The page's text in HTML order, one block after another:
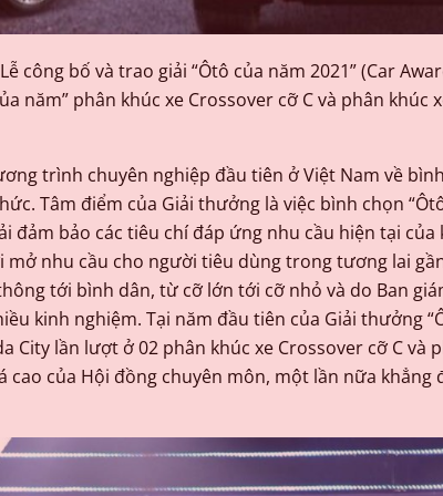
công bố và trao giải “Ôtô của năm 2021” (Car
năm” phân khúc xe Crossover cỡ C và phân
trình chuyên nghiệp đầu tiên ở Việt Nam về
Tâm điểm của Giải thưởng là việc bình chọn
đảm bảo các tiêu chí đáp ứng nhu cầu hiện tại
nhu cầu cho người tiêu dùng trong tương lai
tới bình dân, từ cỡ lớn tới cỡ nhỏ và do Ban
kinh nghiệm. Tại năm đầu tiên của Giải thưởng
City lần lượt ở 02 phân khúc xe Crossover cỡ C
cao của Hội đồng chuyên môn, một lần nữa